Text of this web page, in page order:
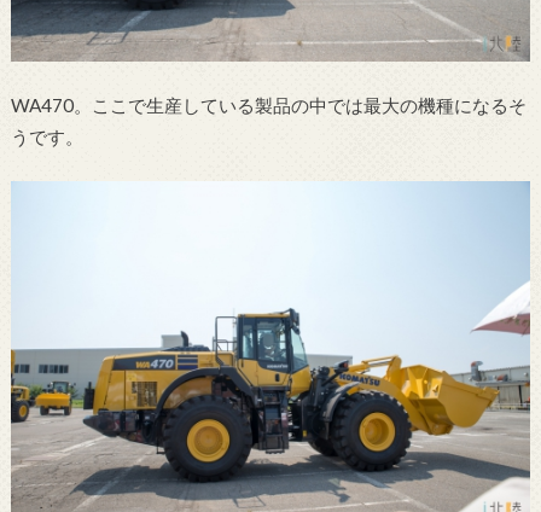
WA470。ここで生産している製品の中では最大の機種になるそ
うです。